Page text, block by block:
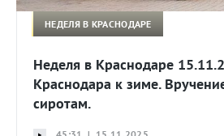
НЕДЕЛЯ В КРАСНОДАРЕ
Неделя в Краснодаре
Краснодара к зиме.
сиротам.